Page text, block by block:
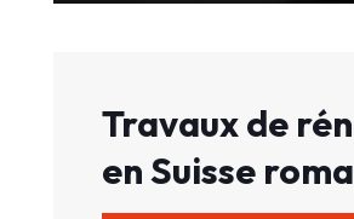
Travaux de
en Suisse